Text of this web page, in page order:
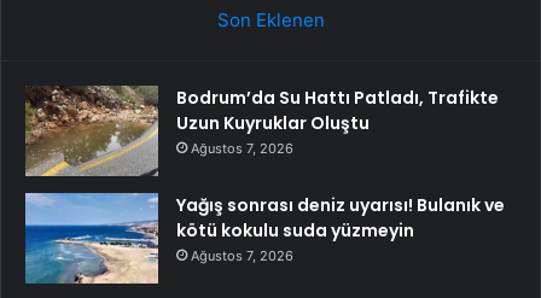
Son Eklenen
Bodrum’da Su Hattı Patladı, Trafikte
Uzun Kuyruklar Oluştu
Ağustos 7, 2026
Yağış sonrası deniz uyarısı! Bulanık ve
kötü kokulu suda yüzmeyin
Ağustos 7, 2026